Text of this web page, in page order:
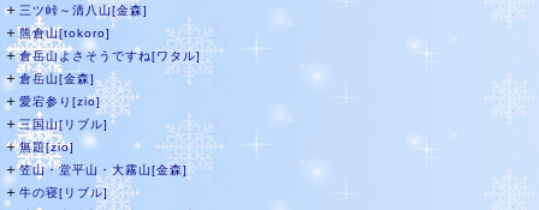
＋ 三ツ峠～清八山[金森]
＋熊倉山[tokoro]
＋倉岳山よさそうですね[ワタル]
＋倉岳山[金森]
＋ 愛宕参り[zio]
＋三国山[リブル]
＋無題[zio]
＋笠山・堂平山・大霧山[金森]
＋ 牛の寝[リブル]